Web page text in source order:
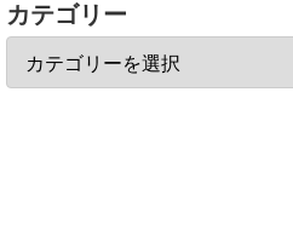
カテゴリー